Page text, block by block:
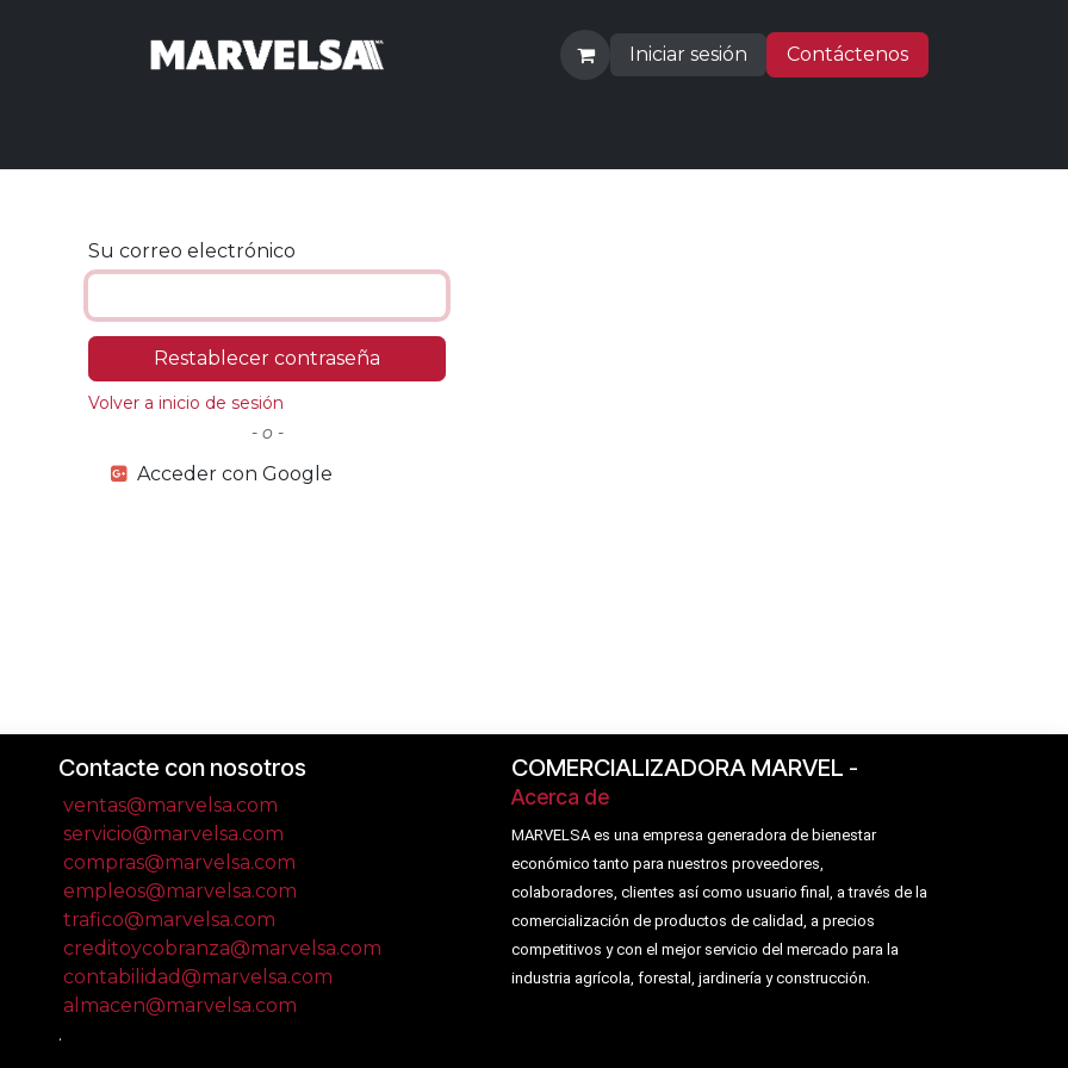
Iniciar sesión Contáctenos
Su correo electrónico
Restablecer contraseña
Volver a inicio de sesión
- o -
Acceder con Google
Contacte con nosotros
ventas@marvelsa.com
servicio@marvelsa.com
compras@marvelsa.com
empleos@marvelsa.com
trafico@marvelsa.com
creditoycobranza@marvelsa.com
contabilidad@marvelsa.com
almacen@marvelsa.com
.
COMERCIALIZADORA MARVEL -
Acerca de
MARVELSA es una empresa generadora de bienestar
económico tanto para nuestros proveedores,
colaboradores, clientes así como usuario final, a través de la
comercialización de productos de calidad, a precios
competitivos y con el mejor servicio del mercado para la
industria agrícola, forestal, jardinería y construcción.